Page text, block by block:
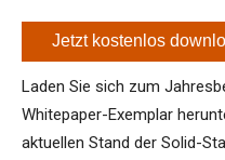
Jetzt kostenlos
Laden Sie sich zum
Whitepaper-Exemplar
aktuellen Stand der Solid-